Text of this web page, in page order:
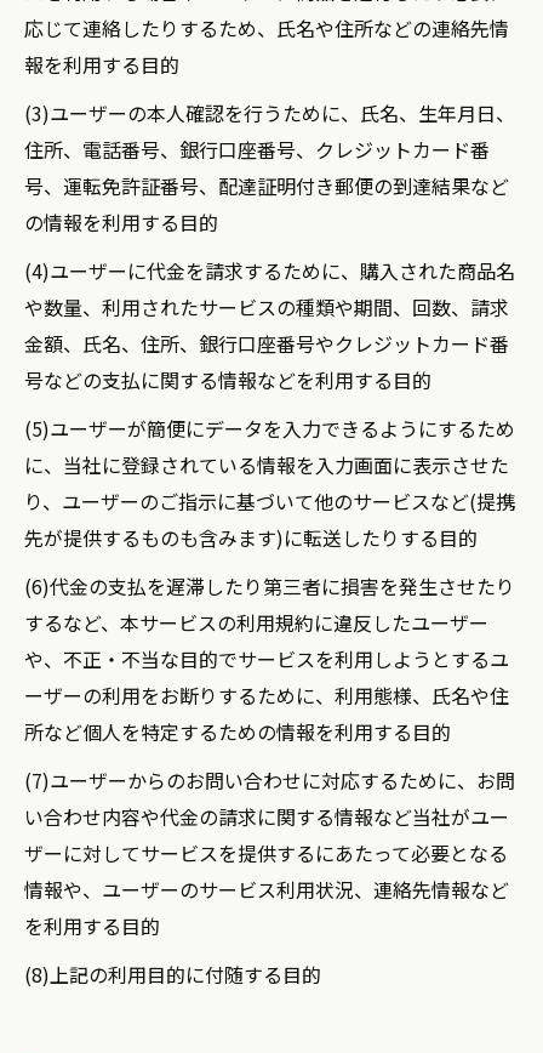
応じて連絡したりするため、氏名や住所などの連絡先情
報を利用する目的
(3)ユーザーの本人確認を行うために、氏名、生年月日、
住所、電話番号、銀行口座番号、クレジットカード番
号、運転免許証番号、配達証明付き郵便の到達結果など
の情報を利用する目的
(4)ユーザーに代金を請求するために、購入された商品名
や数量、利用されたサービスの種類や期間、回数、請求
金額、氏名、住所、銀行口座番号やクレジットカード番
号などの支払に関する情報などを利用する目的
(5)ユーザーが簡便にデータを入力できるようにするため
に、当社に登録されている情報を入力画面に表示させた
り、ユーザーのご指示に基づいて他のサービスなど(提携
先が提供するものも含みます)に転送したりする目的
(6)代金の支払を遅滞したり第三者に損害を発生させたり
するなど、本サービスの利用規約に違反したユーザー
や、不正・不当な目的でサービスを利用しようとするユ
ーザーの利用をお断りするために、利用態様、氏名や住
所など個人を特定するための情報を利用する目的
(7)ユーザーからのお問い合わせに対応するために、お問
い合わせ内容や代金の請求に関する情報など当社がユー
ザーに対してサービスを提供するにあたって必要となる
情報や、ユーザーのサービス利用状況、連絡先情報など
を利用する目的
(8)上記の利用目的に付随する目的